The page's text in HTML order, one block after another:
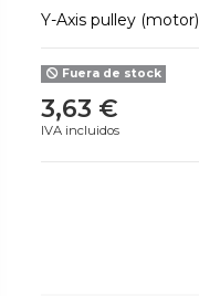
Y-Axis pulley (motor)
Fuera de stock
3,63 €
IVA incluidos